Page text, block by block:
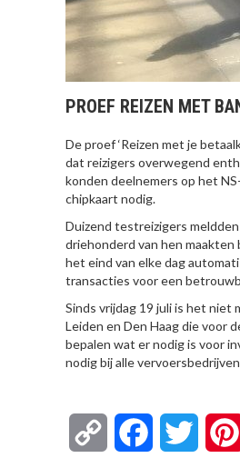
PROEF REIZEN MET
De proef ‘Reizen met je
dat reizigers overwegend
konden deelnemers op het
chipkaart nodig.
Duizend testreizigers
driehonderd van hen
het eind van elke dag
transacties voor een
Sinds vrijdag 19 juli is het niet
Leiden en Den Haag die voor
bepalen wat er nodig is voor
nodig bij alle
Copy FacebookTwitter